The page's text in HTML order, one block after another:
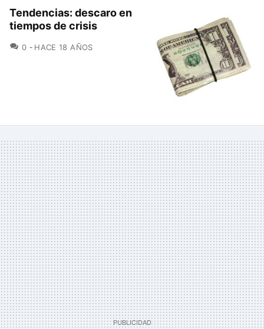
Tendencias: descaro en
tiempos de crisis
0 COMENTARIOS
HACE 18 AÑOS